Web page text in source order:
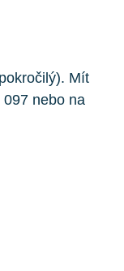
Mít
nebo na